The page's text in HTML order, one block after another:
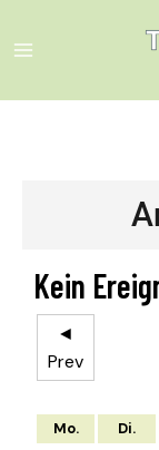
Kein
◄
Prev
Mo. Di.